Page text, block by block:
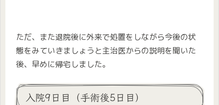
ただ、また退院後に外来で処置をしながら今後の状
態をみていきましょうと主治医からの説明を聞いた
後、早めに帰宅しました。
入院9日目（手術後5日目）